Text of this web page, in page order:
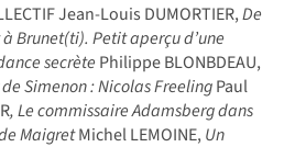
Jean-Louis DUMORTIER,De
Brunet(ti). Petit aperçu d’une
secrète Philippe BLONBDEAU,
Simenon : Nicolas FreelingPaul
, Le commissaire Adamsberg dans
MaigretMichel LEMOINE,Un